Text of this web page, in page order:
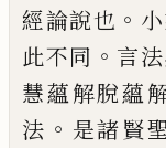
經論說也 。
此不同 。 言
慧蘊解脫蘊
法 。 是諸賢